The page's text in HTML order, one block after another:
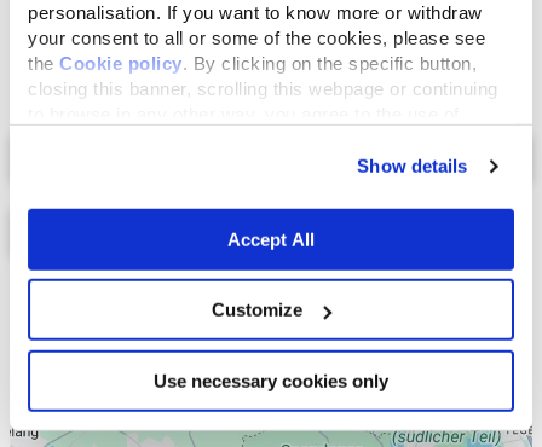
personalisation. If you want to know more or withdraw
your consent to all or some of the cookies, please see
the Cookie policy. By clicking on the specific button,
closing this banner, scrolling this webpage or continuing
Show details
Accept All
Customize
Use necessary cookies only
Karte